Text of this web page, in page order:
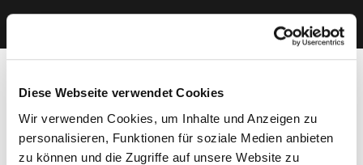
Diese Webseite verwendet Cookies
Wir verwenden Cookies, um Inhalte und Anzeigen zu
personalisieren, Funktionen für soziale Medien anbieten
zu können und die Zugriffe auf unsere Website zu